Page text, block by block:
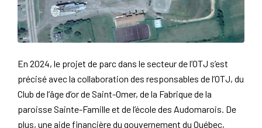
En 2024, le projet de parc dans le secteur de l’OTJ s’est
précisé avec la collaboration des responsables de l’OTJ, du
Club de l’âge d’or de Saint-Omer, de la Fabrique de la
paroisse Sainte-Famille et de l’école des Audomarois. De
plus, une aide financière du gouvernement du Québec,